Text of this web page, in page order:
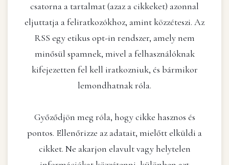
csatorna a tartalmat (azaz a cikkeket) azonnal
eljuttatja a feliratkozókhoz, amint közzéteszi. Az
RSS egy etikus opt-in rendszer, amely nem
minősül spamnek, mivel a felhasználóknak
kifejezetten fel kell iratkozniuk, és bármikor
lemondhatnak róla.
Győződjön meg róla, hogy cikke hasznos és
pontos. Ellenőrizze az adatait, mielőtt elküldi a
cikket. Ne akarjon elavult vagy helytelen